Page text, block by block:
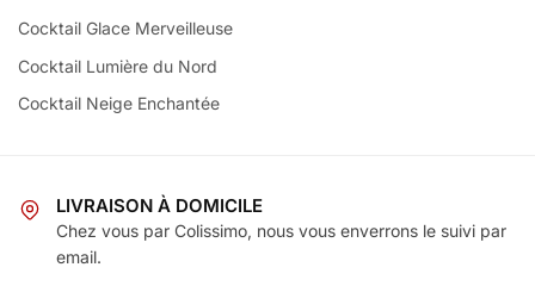
Cocktail Glace Merveilleuse
Cocktail Lumière du Nord
Cocktail Neige Enchantée
LIVRAISON À DOMICILE
Chez vous par Colissimo, nous vous enverrons le suivi par
email.